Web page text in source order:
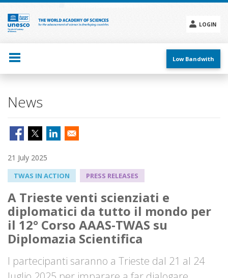
Skip
main
content
LOGIN
menu
Low Bandwith
News
21 July 2025
TWAS IN ACTION PRESS RELEASES
A Trieste venti scienziati e
diplomatici da tutto il mondo per
il 12° Corso AAAS-TWAS su
Diplomazia Scientifica
I partecipanti saranno a Trieste dal 21 al 24